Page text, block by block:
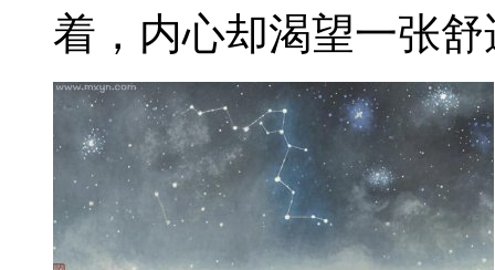
着，内心却渴望一张